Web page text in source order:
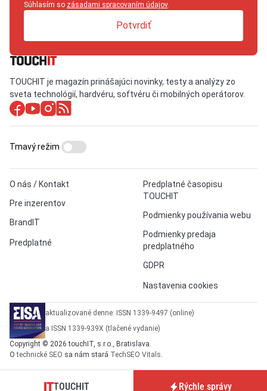
Súhlasím so zásadami spracovaním údajov.
Potvrdiť
TOUCHIT je magazín prinášajúci novinky, testy a analýzy zo
sveta technológií, hardvéru, softvéru či mobilných operátorov.
O nás / Kontakt
Pre inzerentov
BrandIT
Predplatné
Predplatné časopisu
TOUCHIT
Podmienky používania webu
Podmienky predaja
predplatného
GDPR
Nastavenia cookies
Tmavý režim
aktualizované denne: ISSN 1339-9497 (online)
a ISSN 1339-939X (tlačené vydanie)
Copyright © 2026 touchIT, s.r.o., Bratislava.
Otechnické SEO sa nám stará TechSEO Vitals
TOUCHIT Rýchle správy